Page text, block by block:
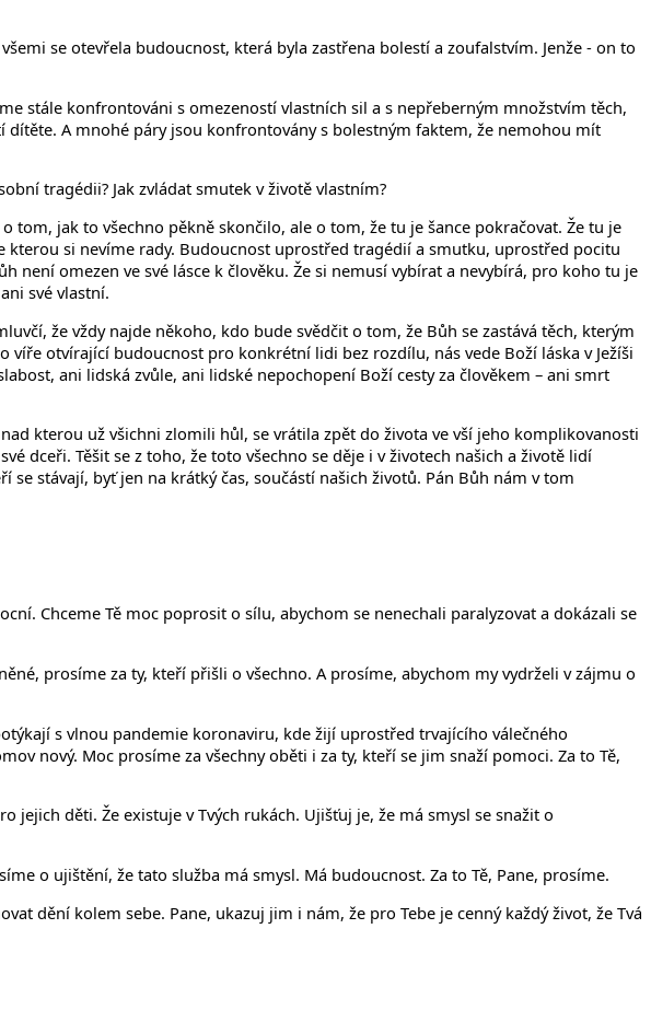
se otevřela budoucnost, která byla zastřena bolestí a zoufalstvím. Jenže - on to
stále konfrontováni s omezeností vlastních sil a s nepřeberným množstvím těch,
A mnohé páry jsou konfrontovány s bolestným faktem, že nemohou mít
tragédii? Jak zvládat smutek v životě vlastním?
tom, jak to všechno pěkně skončilo, ale o tom, že tu je šance pokračovat. Že tu je
si nevíme rady. Budoucnost uprostřed tragédií a smutku, uprostřed pocitu
není omezen ve své lásce k člověku. Že si nemusí vybírat a nevybírá, pro koho tu je
své vlastní.
že vždy najde někoho, kdo bude svědčit o tom, že Bůh se zastává těch, kterým
otvírající budoucnost pro konkrétní lidi bez rozdílu, nás vede Boží láska v Ježíši
ani lidská zvůle, ani lidské nepochopení Boží cesty za člověkem – ani smrt
kterou už všichni zlomili hůl, se vrátila zpět do života ve vší jeho komplikovanosti
dceři. Těšit se z toho, že toto všechno se děje i v životech našich a životě lidí
stávají, byť jen na krátký čas, součástí našich životů. Pán Bůh nám v tom
Chceme Tě moc poprosit o sílu, abychom se nenechali paralyzovat a dokázali se
prosíme za ty, kteří přišli o všechno. A prosíme, abychom my vydrželi v zájmu o
s vlnou pandemie koronaviru, kde žijí uprostřed trvajícího válečného
nový. Moc prosíme za všechny oběti i za ty, kteří se jim snaží pomoci. Za to Tě,
děti. Že existuje v Tvých rukách. Ujišťuj je, že má smysl se snažit o
o ujištění, že tato služba má smysl. Má budoucnost. Za to Tě, Pane, prosíme.
dění kolem sebe. Pane, ukazuj jim i nám, že pro Tebe je cenný každý život, že Tvá